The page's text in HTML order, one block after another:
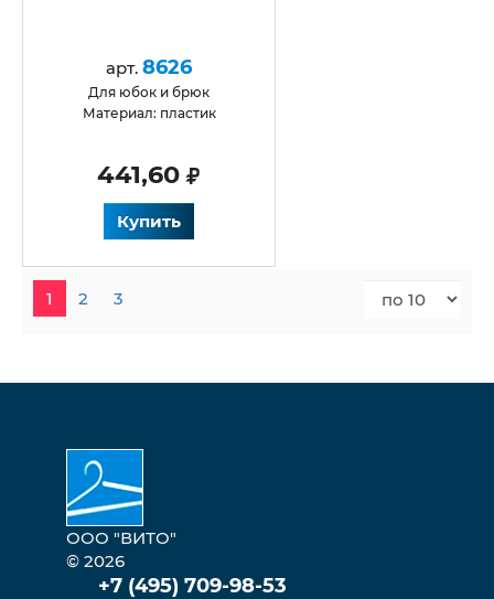
арт. 8626
для юбок и брюк
Материал: пластик
441,60
Купить
1 2 3
ООО "ВИТО"
© 2026
+7 (495) 709-98-53